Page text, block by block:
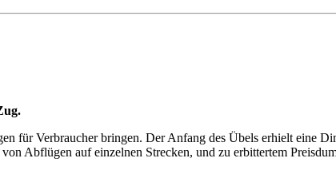
für Verbraucher bringen. Der Anfang des Übels erhielt eine
Abflügen auf einzelnen Strecken, und zu erbittertem